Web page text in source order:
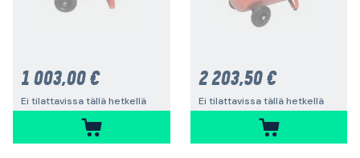
1 003,00 €
Ei tilattavissa tällä hetkellä
2 203,50 €
Ei tilattavissa tällä hetkellä